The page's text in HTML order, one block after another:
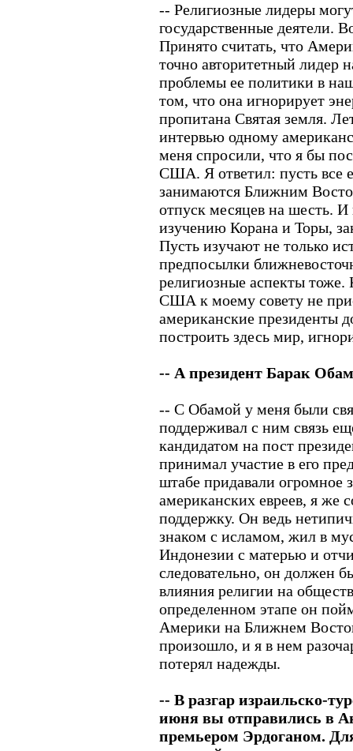
-- Религиозные лидеры
государственные деятели.
Принято считать, что
точно авторитетный лидер
проблемы ее политики в
том, что она игнорирует
пропитана Святая земля.
интервью одному
меня спросили, что я бы
США. Я ответил: пусть все
занимаются Ближним
отпуск месяцев на шесть. И
изучению Корана и Торы,
Пусть изучают не только
предпосылки
религиозные аспекты
США к моему совету не
американские президенты
построить здесь мир,
-- А президент Барак
-- С Обамой у меня были
поддерживал с ним связь
кандидатом на пост
принимал участие в его
штабе придавали огромное
американских евреев, я же
поддержку. Он ведь
знаком с исламом, жил в
Индонезии с матерью и
следовательно, он должен
влияния религии на
определенном этапе он
Америки на Ближнем
произошло, и я в нем
потерял надежды.
-- В разгар израильско-
июня вы отправились в
премьером Эрдоганом.